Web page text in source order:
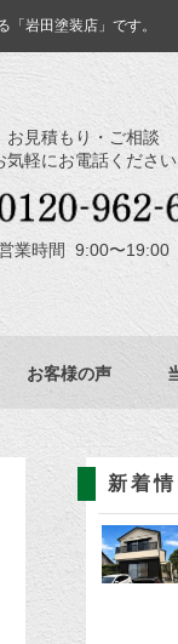
岩田塗装店」です。
お見積もり・ご相談
気軽にお電話ください
業時間 9:00〜19:00
お客様の声
新着情